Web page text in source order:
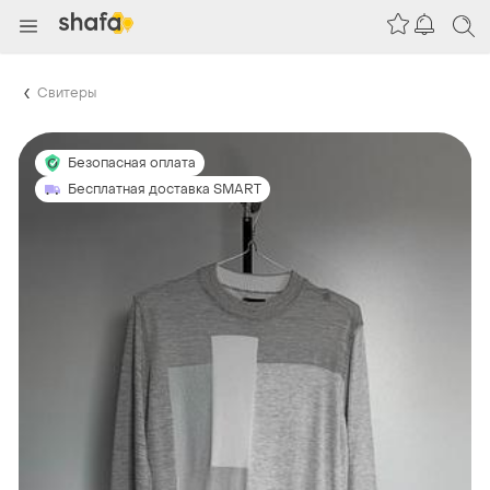
Свитеры
Безопасная оплата
Бесплатная доставка SMART